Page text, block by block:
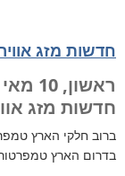
חדשות מזג
ראשון, 10 מאי
חדשות מזג
ברוב חלקי הארץ
בדרום הארץ